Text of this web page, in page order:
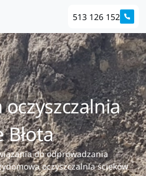
513 126 152
Błota
do odprowadzania
oczyszczalnia ścieków